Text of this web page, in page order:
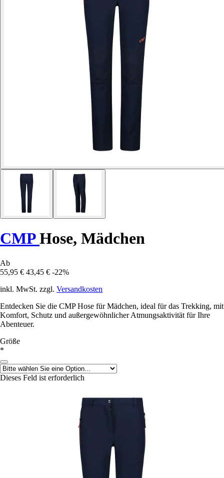
CMPHose, Mädchen
Ab
55,95 € 43,45 € -22%
inkl. MwSt. zzgl. Versandkosten
Entdecken Sie die CMP Hose für Mädchen, ideal für das Trekking, mit
Komfort, Schutz und außergewöhnlicher Atmungsaktivität für Ihre
Abenteuer.
Größe
*
Dieses Feld ist erforderlich